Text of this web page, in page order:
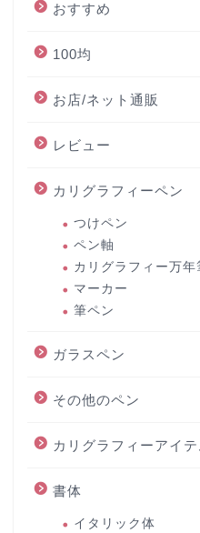
おすすめ
100均
お店/ネット通販
レビュー
カリグラフィーペン
つけペン
ペン軸
カリグラフィー万年
マーカー
筆ペン
ガラスペン
その他のペン
カリグラフィーアイ
書体
イタリック体